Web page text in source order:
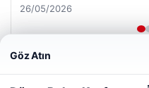
29/04/2026
Göz Atın